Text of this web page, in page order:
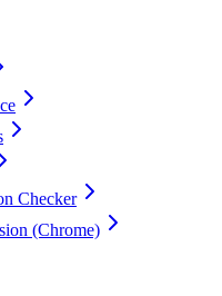
Checker
(Chrome)